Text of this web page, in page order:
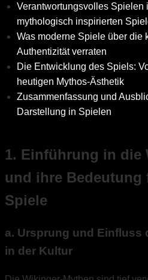
Verantwortungsvolles Spielen
mythologisch inspirierten
Was moderne Spiele über die
Authentizität verraten
Die Entwicklung des Spiels:
heutigen Mythos-Ästhetik
Zusammenfassung und
Darstellung in Spielen
1. Einführung in die
und ihre Bedeutung
Spiele
a. Ursprung und Einfluss
in der Kultur